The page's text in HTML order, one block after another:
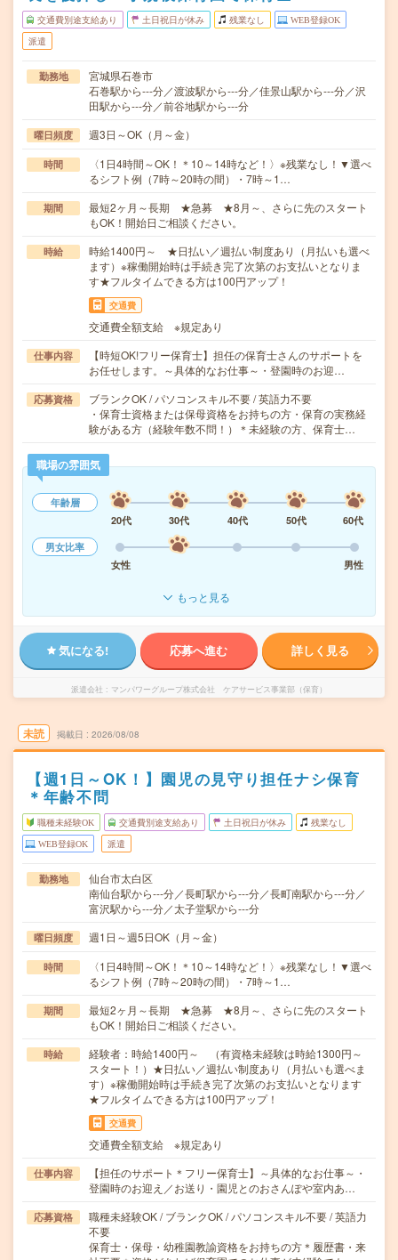
交通費別途支給あり 土日祝日が休み 残業なし WEB登録OK
派遣
勤務地
宮城県石巻市
石巻駅から---分／渡波駅から---分／佳景山駅から---分／沢
田駅から---分／前谷地駅から---分
曜日頻度 週3日～OK（月～金）
時間
〈1日4時間～OK！＊10～14時など！〉※残業なし！▼選べ
るシフト例（7時～20時の間）・7時～1…
期間
最短2ヶ月～長期 ★急募 ★8月～、さらに先のスタート
もOK！開始日ご相談ください。
時給
時給1400円～ ★日払い／週払い制度あり（月払いも選べ
ます）※稼働開始時は手続き完了次第のお支払いとなりま
す★フルタイムできる方は100円アップ！
交通費
交通費全額支給 ※規定あり
仕事内容
【時短OK!フリー保育士】担任の保育士さんのサポートを
お任せします。～具体的なお仕事～・登園時のお迎…
応募資格
ブランクOK / パソコンスキル不要 / 英語力不要
・保育士資格または保母資格をお持ちの方・保育の実務経
験がある方（経験年数不問！）＊未経験の方、保育士…
職場の雰囲気
年齢層
20代
30代 40代 50代
60代
男女比率
女性
男性
もっと見る
気になる! 応募へ進む 詳しく見る
派遣会社 マンパワーグループ株式会社 ケアサービス事業部（保育）
未読 掲載日 2026/08/08
【週1日～OK！】園児の見守り担任ナシ保育
＊年齢不問
職種未経験OK 交通費別途支給あり 土日祝日が休み 残業なし
WEB登録OK 派遣
勤務地
仙台市太白区
南仙台駅から---分／長町駅から---分／長町南駅から---分／
富沢駅から---分／太子堂駅から---分
曜日頻度 週1日～週5日OK（月～金）
時間
〈1日4時間～OK！＊10～14時など！〉※残業なし！▼選べ
るシフト例（7時～20時の間）・7時～1…
期間
最短2ヶ月～長期 ★急募 ★8月～、さらに先のスタート
もOK！開始日ご相談ください。
時給
経験者：時給1400円～ （有資格未経験は時給1300円～
スタート！）★日払い／週払い制度あり（月払いも選べま
す）※稼働開始時は手続き完了次第のお支払いとなります
★フルタイムできる方は100円アップ！
交通費
交通費全額支給 ※規定あり
仕事内容
【担任のサポート＊フリー保育士】～具体的なお仕事～・
登園時のお迎え／お送り・園児とのおさんぽや室内あ…
応募資格
職種未経験OK / ブランクOK / パソコンスキル不要 / 英語力
不要
保育士・保母・幼稚園教諭資格をお持ちの方＊履歴書・来